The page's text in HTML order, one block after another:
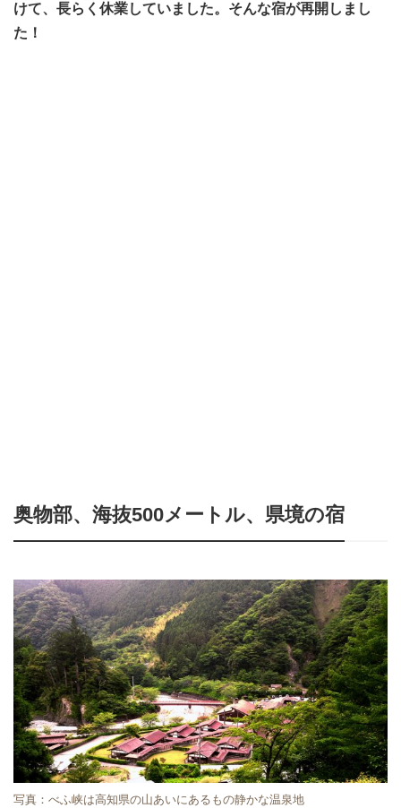
けて、長らく休業していました。そんな宿が再開しまし
た！
奥物部、海抜500メートル、県境の宿
写真：べふ峡は高知県の山あいにあるもの静かな温泉地